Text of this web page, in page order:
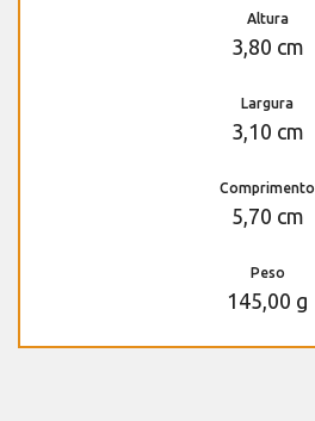
Altura
3,80 cm
Largura
3,10 cm
Comprimento
5,70 cm
Peso
145,00 g